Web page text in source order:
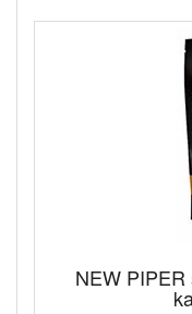
NEW